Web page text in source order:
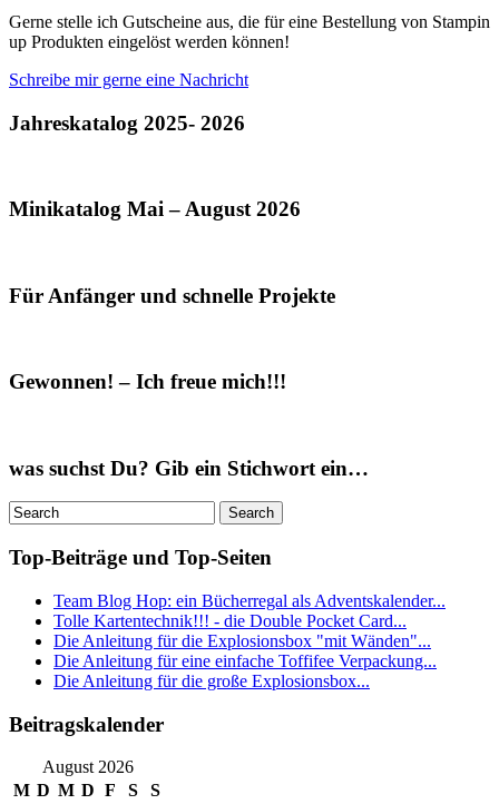
Gerne stelle ich Gutscheine aus, die für eine Bestellung von Stampin
up Produkten eingelöst werden können!
Schreibe mir gerne eine Nachricht
Jahreskatalog 2025- 2026
Minikatalog Mai – August 2026
Für Anfänger und schnelle Projekte
Gewonnen! – Ich freue mich!!!
was suchst Du? Gib ein Stichwort ein…
Top-Beiträge und Top-Seiten
Team Blog Hop: ein Bücherregal als Adventskalender...
Tolle Kartentechnik!!! - die Double Pocket Card...
Die Anleitung für die Explosionsbox "mit Wänden"...
Die Anleitung für eine einfache Toffifee Verpackung...
Die Anleitung für die große Explosionsbox...
Beitragskalender
August 2026
M D M D F S
S